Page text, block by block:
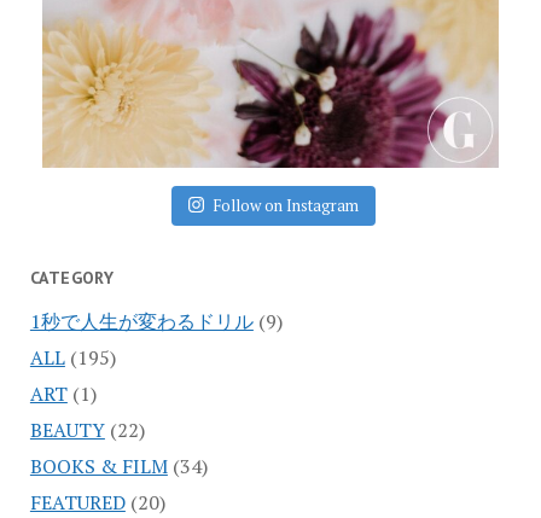
Follow on Instagram
CATEGORY
1秒で人生が変わるドリル(9)
ALL(195)
ART(1)
BEAUTY(22)
BOOKS & FILM(34)
FEATURED(20)